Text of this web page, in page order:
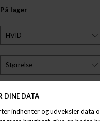
På lager
Vi sender ordren om02